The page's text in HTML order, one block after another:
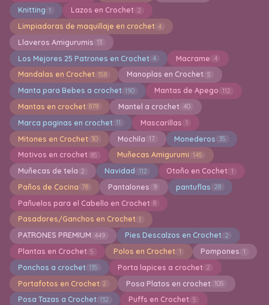
Knitting 1 Lazos en Crochet 2
Limpiadoras de maquillaje en crochet 4
Llaveros Amigurumis 13
Los Mejores 25 Patrones en Crochet 4 Macrame 4
Mandalas en Crochet 158 Manoplas en Crochet 5
Manta para Bebes a crochet 190 Mantas de Apego 112
Mantas en crochet 878 Mantel a crochet 40
Marca paginas en crochet 11 Mascarillas 1
Mitones en Crochet 30 Mochila 17 Monederos 35
Motivos en crochet 85 Muñecas Amigurumi 145
Muñecas de tela 2 Navidad 112 Otoño en Cochet 1
Paños de Cocina 78 Pantalones 9 pantuflas 28
Pañuelos para el Cabello en Crochet 8
Pasadores/Ganchos en Crochet 1
PATRONES PREMIUM 449 Pies Descalzos en Crochet 2
Plantas en Crochet 5 Polos en Crochet 1 Pompones 1
Ponchos a crochet 135 Porta lapices a crochet 2
Portafotos en Crochet 2 Posa Platos en crochet 105
Posa Tazas a Crochet 132 Puffs en Crochet 5